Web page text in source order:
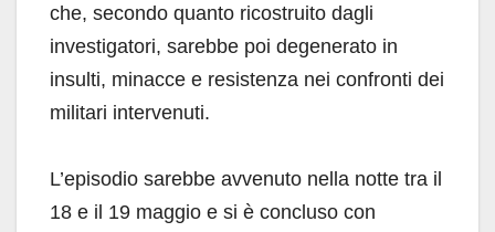
che, secondo quanto ricostruito dagli
investigatori, sarebbe poi degenerato in
insulti, minacce e resistenza nei confronti dei
militari intervenuti.
L’episodio sarebbe avvenuto nella notte tra il
18 e il 19 maggio e si è concluso con